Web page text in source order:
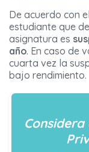
De acuerdo con
estudiante que
asignatura es
año. En caso de
cuarta vez la
bajo rendimiento.